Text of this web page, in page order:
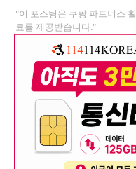
"이 포스팅은 쿠팡 파트너스
료를 제공받습니다."